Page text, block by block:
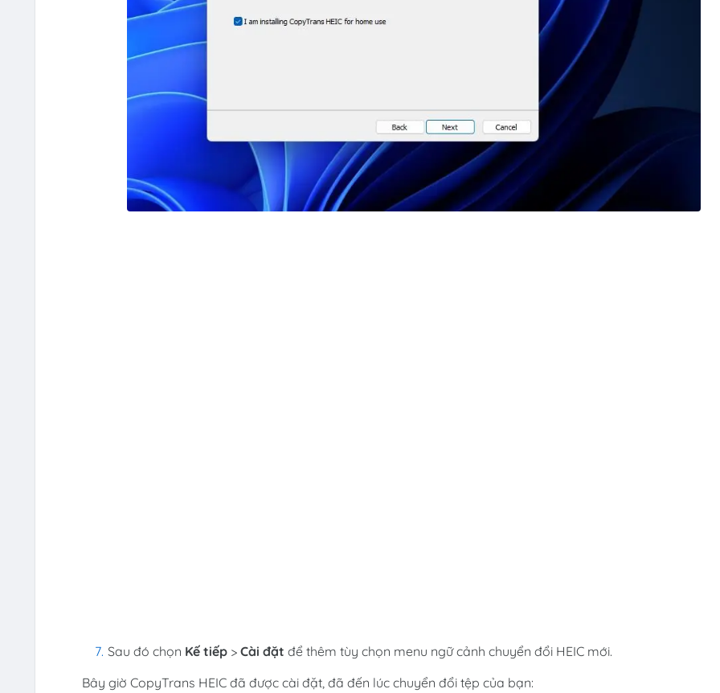
Sau đó chọn Kế tiếp> Cài đặt để thêm tùy chọn menu ngữ cảnh chuyển đổi HEIC mới.
Bây giờ CopyTrans HEIC đã được cài đặt, đã đến lúc chuyển đổi tệp của bạn: